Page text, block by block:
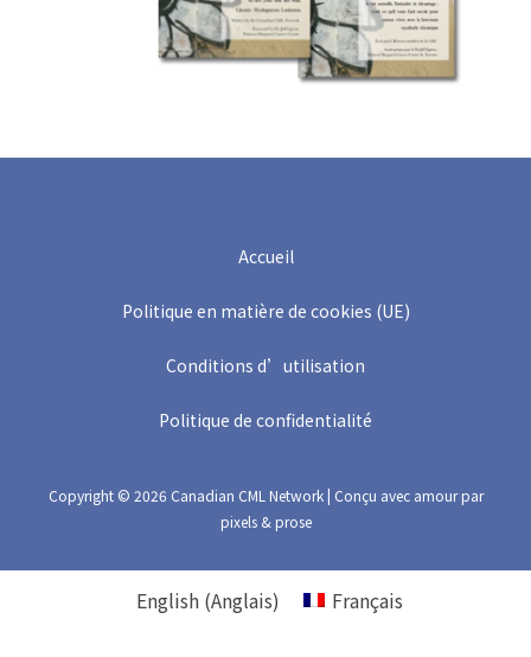
Accueil
Politique en matière de cookies (UE)
Conditions d’utilisation
Politique de confidentialité
Copyright © 2026 Canadian CML Network | Conçu avec amour par
pixels & prose
English(Anglais) Français